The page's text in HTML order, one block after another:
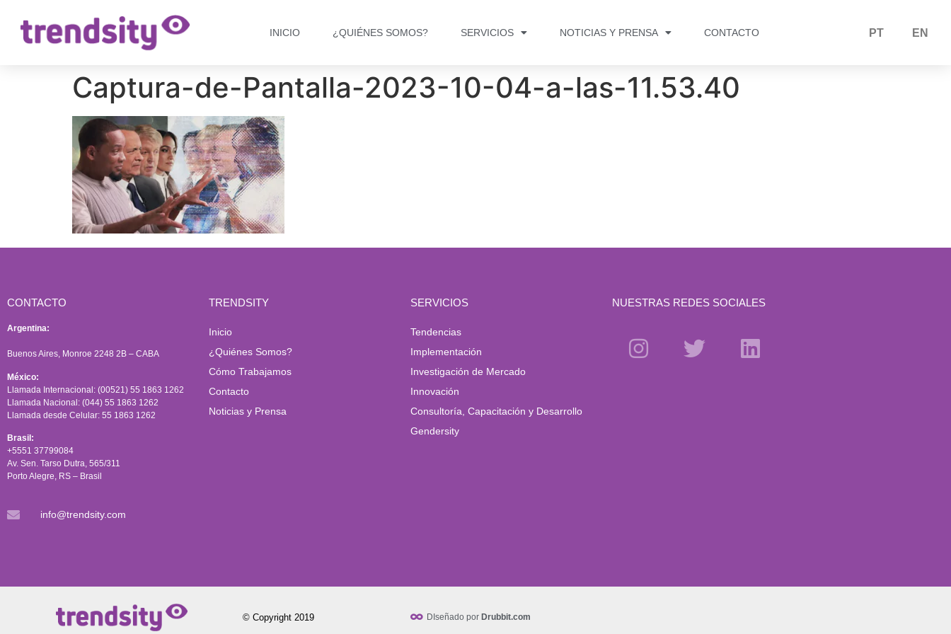
INICIO ¿QUIÉNES SOMOS? SERVICIOS NOTICIAS Y PRENSA CONTACTO PT EN
Captura-de-Pantalla-2023-10-04-a-las-11.53.40
CONTACTO
Argentina:
Buenos Aires, Monroe 2248 2B – CABA
México:
Llamada Internacional: (00521) 55 1863 1262
Llamada Nacional: (044) 55 1863 1262
Llamada desde Celular: 55 1863 1262
Brasil:
+5551 37799084
Av. Sen. Tarso Dutra, 565/311
Porto Alegre, RS – Brasil
info@trendsity.com
TRENDSITY
Inicio
¿Quiénes Somos?
Cómo Trabajamos
Contacto
Noticias y Prensa
SERVICIOS
Tendencias
Implementación
Investigación de Mercado
Innovación
Consultoría, Capacitación y Desarrollo
Gendersity
NUESTRAS REDES SOCIALES
© Copyright 2019 DIseñado por Drubbit.com